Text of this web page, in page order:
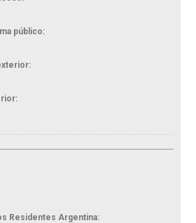
público:
Residentes Argentina: